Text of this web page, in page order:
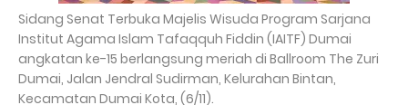
Sidang Senat Terbuka Majelis Wisuda Program Sarjana
Institut Agama Islam Tafaqquh Fiddin (IAITF) Dumai
angkatan ke-15 berlangsung meriah di Ballroom The Zuri
Dumai, Jalan Jendral Sudirman, Kelurahan Bintan,
Kecamatan Dumai Kota, (6/11).